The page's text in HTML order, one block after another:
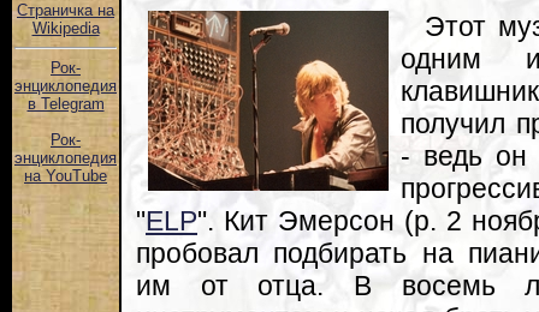
Страничка на
Wikipedia
Рок-
энциклопедия
в Telegram
Рок-
энциклопедия
на YouTube
Этот
одним
получил
- ведь он
"ELP". Кит Эмерсон (р. 2
пробовал подбирать на
им от отца. В восемь